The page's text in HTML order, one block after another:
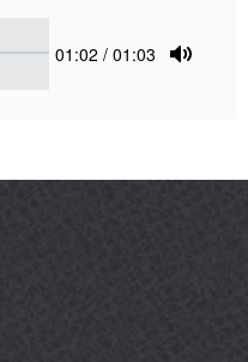
Current
01:02 / 01:03